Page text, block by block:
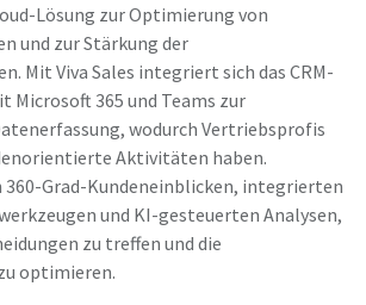
Lösung zur Optimierung von
und zur Stärkung der
Mit Viva Sales integriert sich das CRM-
Microsoft 365 und Teams zur
wodurch Vertriebsprofis
Aktivitäten haben.
360-Grad-Kundeneinblicken, integrierten
und KI-gesteuerten Analysen,
zu treffen und die
optimieren.